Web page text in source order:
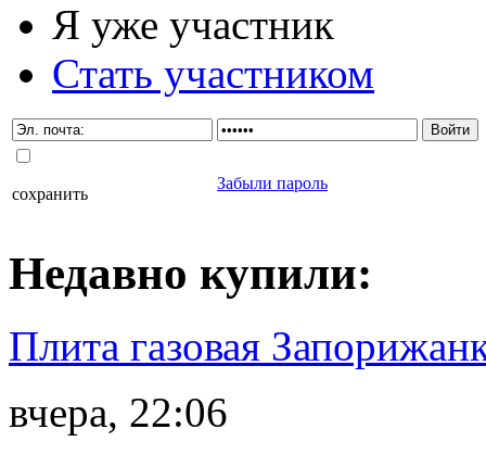
Я уже участник
Стать участником
сохранить
Забыли пароль
Недавно купили:
Плита газовая
вчера, 22:06